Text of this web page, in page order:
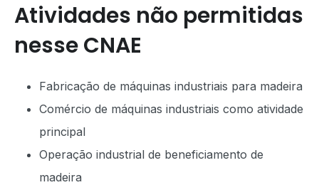
Atividades não permitidas
nesse CNAE
Fabricação de máquinas industriais para madeira
Comércio de máquinas industriais como atividade
principal
Operação industrial de beneficiamento de
madeira